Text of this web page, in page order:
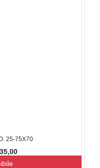
25-75X70